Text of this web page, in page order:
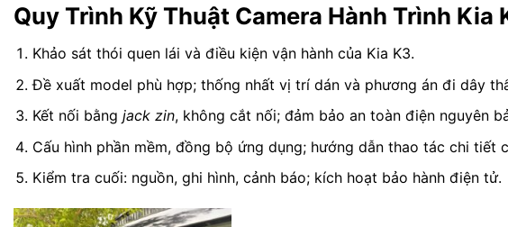
Quy Trình Kỹ Thuật Camera Hành Trình Kia
Khảo sát thói quen lái và điều kiện vận hành của Kia K3.
Đề xuất model phù hợp; thống nhất vị trí dán và phương án đi dây
Kết nối bằng jack zin, không cắt nối; đảm bảo an toàn điện nguyên
Cấu hình phần mềm, đồng bộ ứng dụng; hướng dẫn thao tác chi tiết
Kiểm tra cuối: nguồn, ghi hình, cảnh báo; kích hoạt bảo hành điện tử.